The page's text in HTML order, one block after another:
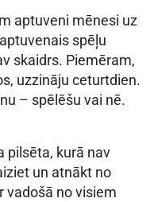
aptuveni mēnesi uz
spēļu
skaidrs. Piemēram,
uzzināju ceturtdien.
– spēlēšu vai nē.
pilsēta, kurā nav
un atnākt no
vadošā no visiem